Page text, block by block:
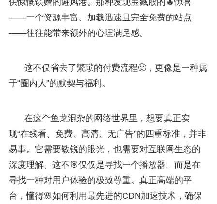
——一个资源丰富、加载迅速且完全免费的站点
——往往能带来额外的心理满足感。
这不仅省去了繁琐的付费流程🙂，更像是一种属
于“圈内人”的默契与福利。
在这个鱼龙混杂的网络世界里，想要真正实
现“在线看、免费、高清、无广告”的四重标准，并非
易事。它需要敏锐的眼光，也需要对互联网生态的
深度理解。这不🎯仅仅是寻找一个播放器，而是在
寻找一种对用户体验的极致尊重。真正高端的平
台，懂得🌸如何利用最先进的CDN加速技术，确保